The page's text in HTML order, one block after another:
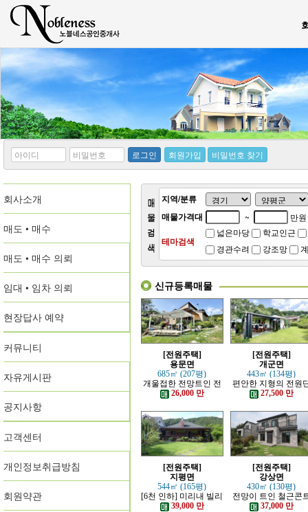
*
아
디
*
비
번
로그인 회원가입 비밀번호 찾기
회사소개
매도 • 매수
매도 • 매수 의뢰
임대 • 임차 의뢰
현장답사 예약
커뮤니티
자유게시판
공지사항
고객센터
개인정보취급방침
회원약관
지역/분류
매물가격대
~ 만원
테마검색
넓은마당 학교인근
경관수려
강조망
신규등록매물
[전원주택]
용문면
685㎡ (207평)
개울접한 전망트인 전
원주택
26,000 만
[전원주택]
개군면
443㎡ (134평)
편안한 지형의 전원
지 내의 주택
27,500 만
[전원주택]
지평면
544㎡ (165평)
[6천 인하] 미리내 빌리
지에 위치한 전원주택
39,000 만
[전원주택]
강상면
430㎡ (130평)
전망이 트인 철근콘
리트 신축 주택
37,000 만